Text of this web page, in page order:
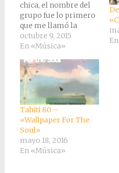
chica, el nombre del
grupo fue lo primero
que me llamó la
atención de ellos. El
origen del nombre es
tienda de muebles de
su ciudad, Hull
(comparten eso con
The Housemartins)
“vendemos todo
menos la chica”, les
gustó…
octubre 9, 2015
En «Música»
Tahiti 80 –
«Wallpaper For The
Soul»
mayo 18, 2016
En «Música»